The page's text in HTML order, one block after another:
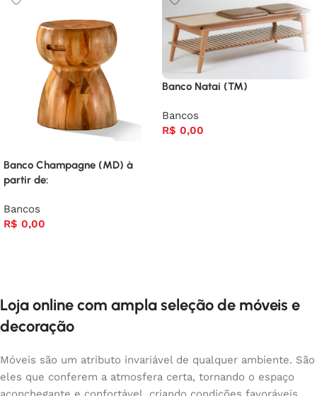
Banco Champagne (MD) à
partir de:
Bancos
R$ 0,00
Banco Natai (TM)
Bancos
R$ 0,00
Loja online com ampla seleção de móveis e
decoração
Móveis são um atributo invariável de qualquer ambiente. São
eles que conferem a atmosfera certa, tornando o espaço